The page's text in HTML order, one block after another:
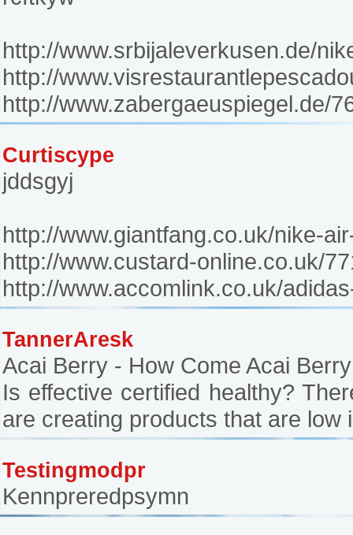
http://www.srbijaleverkusen.de/
http://
http://www.zabergaeuspiegel.de/
Curtiscype
jddsgyj
http://www.giantfang.co.uk/nike-
http://www.custard-online.co.uk/
http://www.accomlink.co.uk/
TannerAresk
Acai Berry - How Come Acai
Is effective certified healthy?
are creating products that are low
Testingmodpr
Kennpreredpsymn